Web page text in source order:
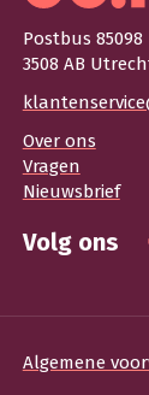
Postbus 85098
3508 AB
Over ons
Vragen
Nieuwsbrief
Volg ons
Algemene